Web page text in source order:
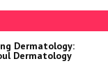
Dermatology:
Dermatology